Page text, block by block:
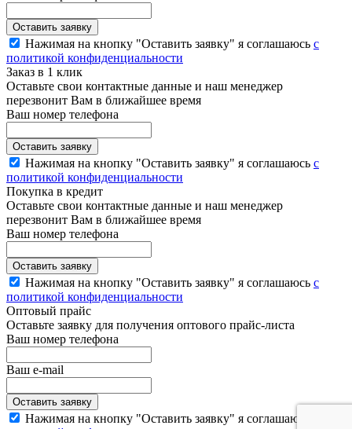
Нажимая на кнопку "Оставить заявку" я соглашаюсь с
политикой конфиденциальности
Заказ в 1 клик
Оставьте свои контактные данные и наш менеджер
перезвонит Вам в ближайшее время
Ваш номер телефона
Нажимая на кнопку "Оставить заявку" я соглашаюсь с
политикой конфиденциальности
Покупка в кредит
Оставьте свои контактные данные и наш менеджер
перезвонит Вам в ближайшее время
Ваш номер телефона
Нажимая на кнопку "Оставить заявку" я соглашаюсь с
политикой конфиденциальности
Оптовый прайс
Оставьте заявку для получения оптового прайс-листа
Ваш номер телефона
Ваш e-mail
Нажимая на кнопку "Оставить заявку" я соглашаюсь